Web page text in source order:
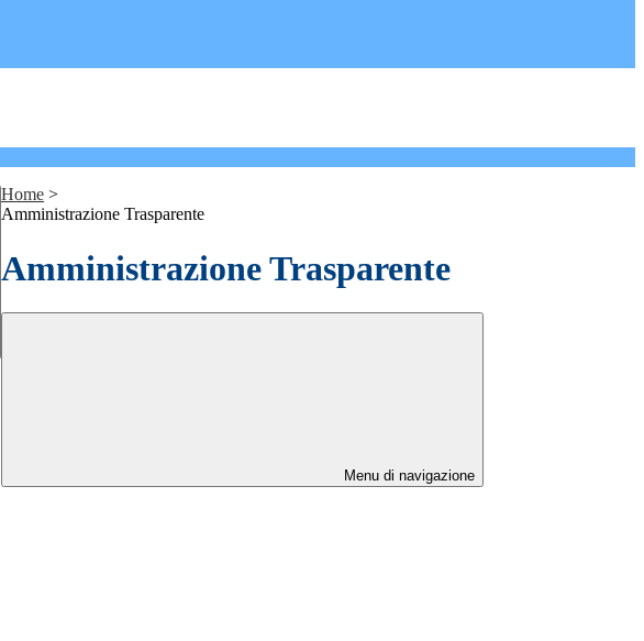
Home >
Amministrazione Trasparente
Amministrazione Trasparente
Menu di navigazione